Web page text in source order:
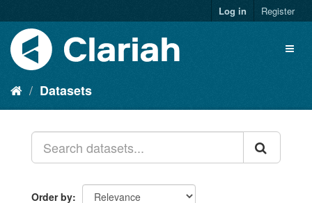
Log in Register
Datasets
Order by